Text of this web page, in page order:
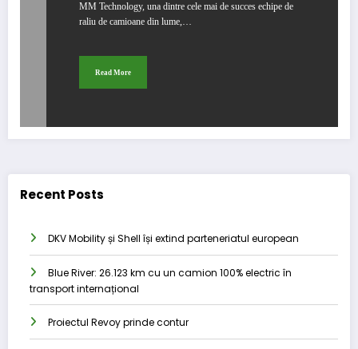
MM Technology, una dintre cele mai de succes echipe de
raliu de camioane din lume,…
Read More
Recent Posts
DKV Mobility și Shell își extind parteneriatul european
Blue River: 26.123 km cu un camion 100% electric în
transport internațional
Proiectul Revoy prinde contur